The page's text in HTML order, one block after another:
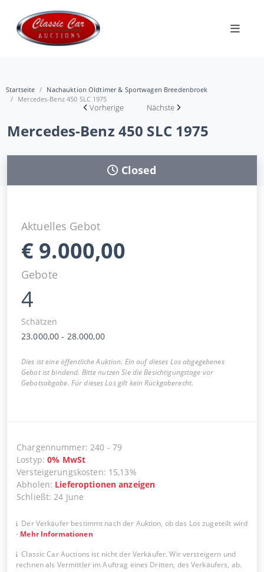
Startseite
Nachauktion Oldtimer & Sportwagen Breedenbroek
Mercedes-Benz 450 SLC 1975
Vorherige Nächste
Mercedes-Benz 450 SLC 1975
Closed
Aktuelles Gebot
€ 9.000,00
Gebote
4
Schätzen
23.000,00 - 28.000,00
Dies ist eine öffentliche Auktion. Ein auf dieses Los abgegebenes
Gebot ist bindend. Bitte nutzen Sie die Besichtigungstage vor
Gebotsabgabe. Für dieses Los gilt kein Rückgaberecht.
Chargennummer:240 - 79
Lostyp:0% MwSt
Versteigerungskosten: 15,13%
Abholen: Lieferoptionen anzeigen
Schließt:24 June
Der Verkäufer bestimmt nach der Auktion, ob das Los zugeteilt wird
- Mehr Informationen
Classic Car Auctions ist nicht der Verkäufer. Wir versteigern und
rechnen als Vermittler im Auftrag eines Dritten, des Verkäufers, ab.